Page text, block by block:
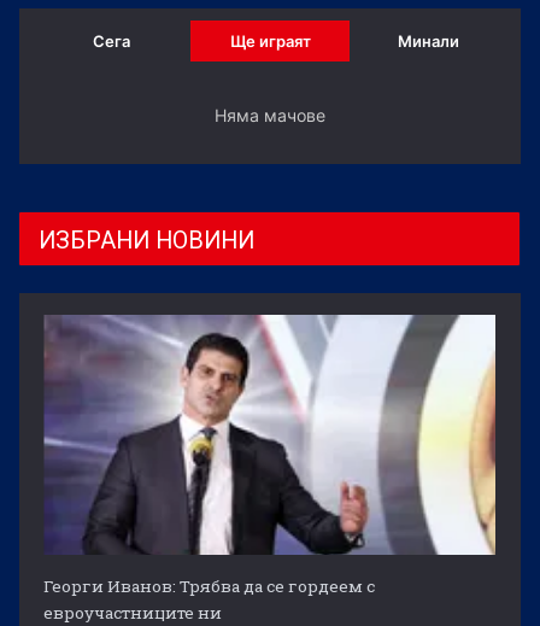
Сега Ще играят Минали
Няма мачове
ИЗБРАНИ НОВИНИ
Георги Иванов: Трябва да се гордеем с
евроучастниците ни